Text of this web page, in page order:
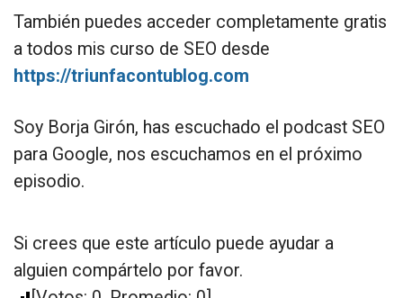
También puedes acceder completamente gratis
a todos mis curso de SEO desde
https://triunfacontublog.com
Soy Borja Girón, has escuchado el podcast SEO
para Google, nos escuchamos en el próximo
episodio.
Si crees que este artículo puede ayudar a
alguien compártelo por favor.